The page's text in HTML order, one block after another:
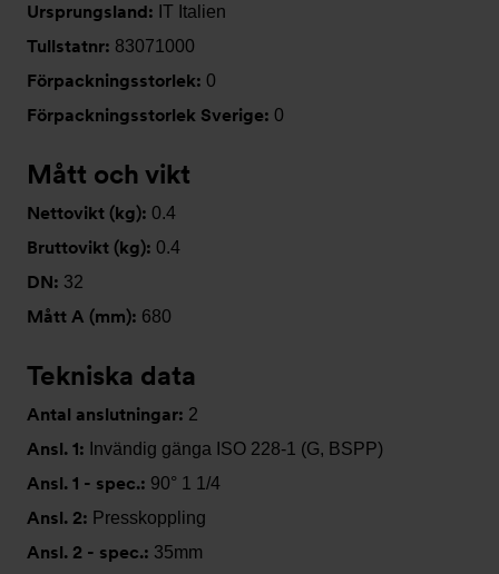
Ursprungsland: IT Italien
Tullstatnr: 83071000
Förpackningsstorlek: 0
Förpackningsstorlek Sverige: 0
Mått och vikt
Nettovikt (kg): 0.4
Bruttovikt (kg): 0.4
DN: 32
Mått A (mm): 680
Tekniska data
Antal anslutningar: 2
Ansl. 1: Invändig gänga ISO 228-1 (G, BSPP)
Ansl. 1 - spec.: 90° 1 1/4
Ansl. 2: Presskoppling
Ansl. 2 - spec.: 35mm